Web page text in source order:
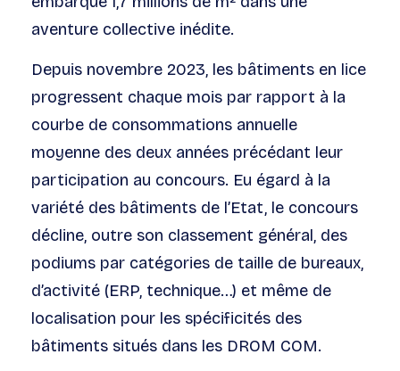
aventure collective inédite.
Depuis novembre 2023, les bâtiments en lice
progressent chaque mois par rapport à la
courbe de consommations annuelle
moyenne des deux années précédant leur
participation au concours. Eu égard à la
variété des bâtiments de l’Etat, le concours
décline, outre son classement général, des
podiums par catégories de taille de bureaux,
d’activité (ERP, technique…) et même de
localisation pour les spécificités des
bâtiments situés dans les DROM COM.